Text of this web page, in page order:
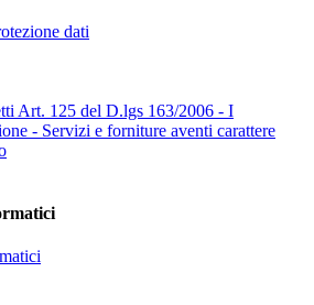
dati
Art. 125 del D.lgs 163/2006 - I
- Servizi e forniture aventi carattere